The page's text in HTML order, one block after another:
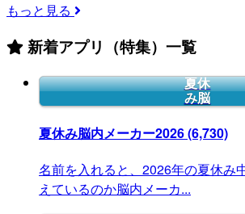
もっと見る
新着アプリ（特集）一覧
夏休
み脳
夏休み脳内メーカー2026(6,730)
名前を入れると、2026年の夏休み
えているのか脳内メーカ...